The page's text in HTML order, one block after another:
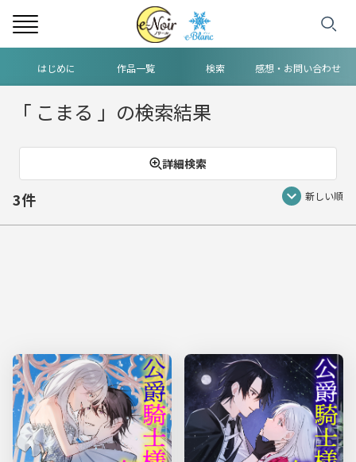
はじめに 作品一覧 検索 感想・お問い合わせ
「 こまる 」の検索結果
詳細検索
3件 新しい順